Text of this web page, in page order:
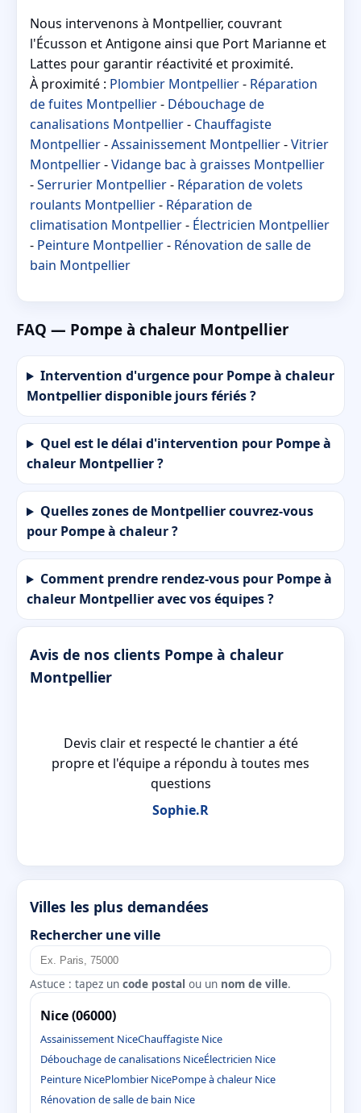
Nous intervenons à Montpellier, couvrant
l'Écusson et Antigone ainsi que Port Marianne et
Lattes pour garantir réactivité et proximité.
À proximité : Plombier Montpellier- Réparation
de fuites Montpellier- Débouchage de
canalisations Montpellier- Chauffagiste
Montpellier-Assainissement Montpellier-Vitrier
Montpellier-Vidange bac à graisses Montpellier
-Serrurier Montpellier- Réparation de volets
roulants Montpellier- Réparation de
climatisation Montpellier- Électricien Montpellier
- Peinture Montpellier- Rénovation de salle de
bain Montpellier
FAQ — Pompe à chaleur Montpellier
Intervention d'urgence pour Pompe à chaleur
Montpellier disponible jours fériés ?
Quel est le délai d'intervention pour Pompe à
chaleur Montpellier ?
Quelles zones de Montpellier couvrez-vous
pour Pompe à chaleur ?
Comment prendre rendez-vous pour Pompe à
chaleur Montpellier avec vos équipes ?
Avis de nos clients Pompe à chaleur
Montpellier
Devis clair et respecté le chantier a été
propre et l'équipe a répondu à toutes mes
questions
Sophie.R
Villes les plus demandées
Rechercher une ville
Astuce : tapez un code postal ou un nom de ville.
Nice (06000)
Assainissement NiceChauffagiste Nice
Débouchage de canalisations NiceÉlectricien Nice
Peinture NicePlombier NicePompe à chaleur Nice
Rénovation de salle de bain Nice